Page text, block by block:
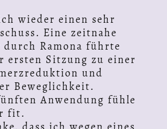
wieder einen sehr
Eine zeitnahe
Ramona führte
ersten Sitzung zu einer
und
Beweglichkeit.
Anwendung fühle
fit.